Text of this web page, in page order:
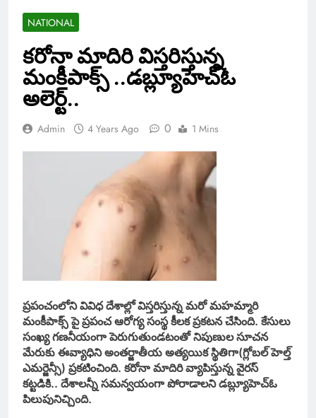
NATIONAL
కరోనా మాదిరి విస్తరిస్తున్న
మంకీపాక్స్ ..డబ్ల్యూహెచ్ఓ
అలెర్ట్..
Admin 4 Years Ago 0 1 Mins
ప్రపంచంలోని వివిధ దేశాల్లో విస్తరిస్తున్న మరో మహమ్మారి
మంకీపాక్స్ పై ప్రపంచ ఆరోగ్య సంస్థ కీలక ప్రకటన చేసింది. కేసులు
సంఖ్య గణనీయంగా పెరుగుతుండటంతో నిపుణుల సూచన
మేరుకు ఈవ్యాధిని అంతర్జాతీయ అత్యయిక స్థితిగా(గ్లోబల్ హెల్త్
ఎమర్జెన్సీ) ప్రకటించింది. కరోనా మాదిరి వ్యాపిస్తున్న వైరస్
కట్టడికి.. దేశాలన్నీ సమన్వయంగా పోరాడాలని డబ్ల్యూహెచ్ఓ
పిలుపునిచ్చింది.